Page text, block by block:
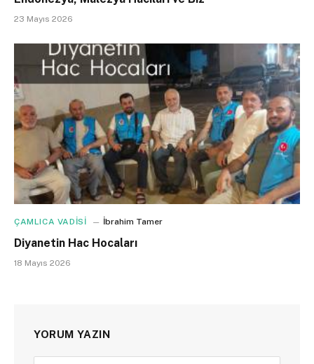
23 Mayıs 2026
ÇAMLICA VADİSİ İbrahim Tamer
Diyanetin Hac Hocaları
18 Mayıs 2026
YORUM YAZIN